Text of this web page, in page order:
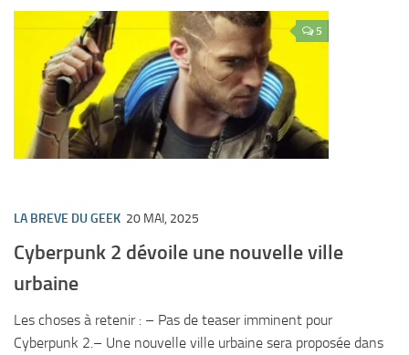
5
LA BREVE DU GEEK 20 MAI, 2025
Cyberpunk 2 dévoile une nouvelle ville
urbaine
Les choses à retenir : – Pas de teaser imminent pour
Cyberpunk 2.– Une nouvelle ville urbaine sera proposée dans